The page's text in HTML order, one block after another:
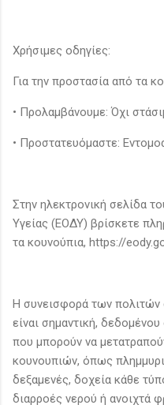
Χρήσιμες οδηγίες:
Για την προστασία από τα
• Προλαμβάνουμε: Όχι
• Προστατευόμαστε:
Στην ηλεκτρονική σελίδα
Υγείας (ΕΟΔΥ) βρίσκετε
τα κουνούπια, https://
Η συνεισφορά των πολιτών
είναι σημαντική,
που μπορούν να
κουνουπιών, όπως
δεξαμενές, δοχεία κάθε
διαρροές νερού ή ανοιχτά